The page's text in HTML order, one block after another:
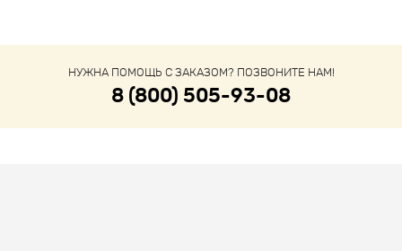
НУЖНА ПОМОЩЬ С ЗАКАЗОМ? ПОЗВОНИТЕ НАМ!
8 (800) 505-93-08